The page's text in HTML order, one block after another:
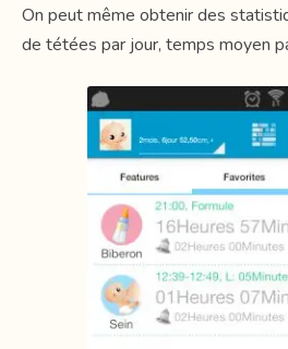
On peut même obtenir des
de tétées par jour, temps moyen